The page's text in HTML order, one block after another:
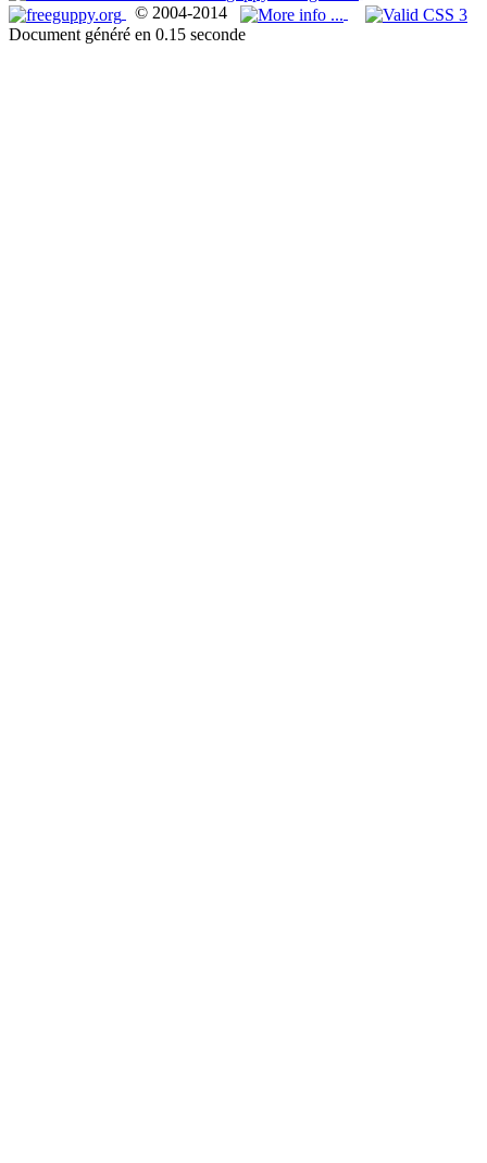
© 2004-2014
Document généré en 0.15 seconde